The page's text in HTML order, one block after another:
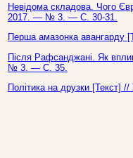
Невідома складова. Чого
2017. — № 3. — С. 30-31.
Перша амазонка
Після Рафсанджані. Як
№ 3. — С. 35.
Політика на друзки